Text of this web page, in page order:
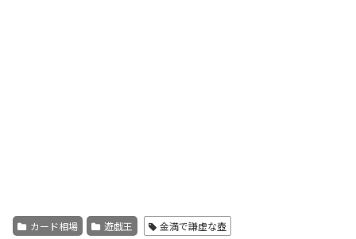
カード相場 遊戯王 金満で謙虚な壺